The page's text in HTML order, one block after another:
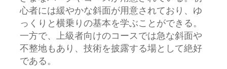
心者には緩やかな斜面が用意されており、ゆ
っくりと横乗りの基本を学ぶことができる。
一方で、上級者向けのコースでは急な斜面や
不整地もあり、技術を披露する場として絶好
である。